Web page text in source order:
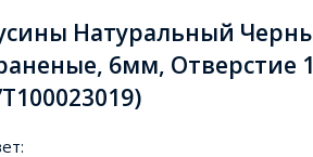
Натуральный
6мм, Отверстие